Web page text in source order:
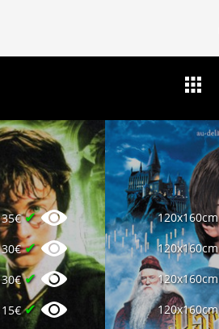
35€✔
30€✔
30€✔
15€✔
120x160cm
120x160cm
120x160cm
120x160cm